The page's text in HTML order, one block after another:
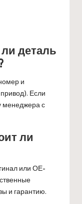
деталь
и
Если
менеджера с
ли
или ОЕ-
и гарантию.